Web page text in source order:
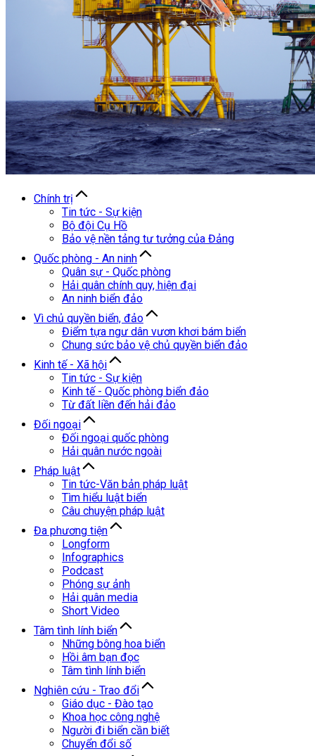
Chính trị
Tin tức - Sự kiện
Bộ đội Cụ Hồ
Bảo vệ nền tảng tư tưởng của Đảng
Quốc phòng - An ninh
Quân sự - Quốc phòng
Hải quân chính quy, hiện đại
An ninh biển đảo
Vì chủ quyền biển, đảo
Điểm tựa ngư dân vươn khơi bám biển
Chung sức bảo vệ chủ quyền biển đảo
Kinh tế - Xã hội
Tin tức - Sự kiện
Kinh tế - Quốc phòng biển đảo
Từ đất liền đến hải đảo
Đối ngoại
Đối ngoại quốc phòng
Hải quân nước ngoài
Pháp luật
Tin tức-Văn bản pháp luật
Tìm hiểu luật biển
Câu chuyện pháp luật
Đa phương tiện
Longform
Infographics
Podcast
Phóng sự ảnh
Hải quân media
Short Video
Tâm tình lính biển
Những bông hoa biển
Hồi âm bạn đọc
Tâm tình lính biển
Nghiên cứu - Trao đổi
Giáo dục - Đào tạo
Khoa học công nghệ
Người đi biển cần biết
Chuyển đổi số